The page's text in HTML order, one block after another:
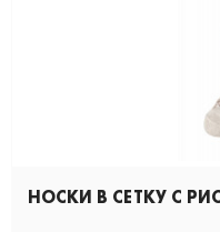
НОСКИ В СЕТКУ С